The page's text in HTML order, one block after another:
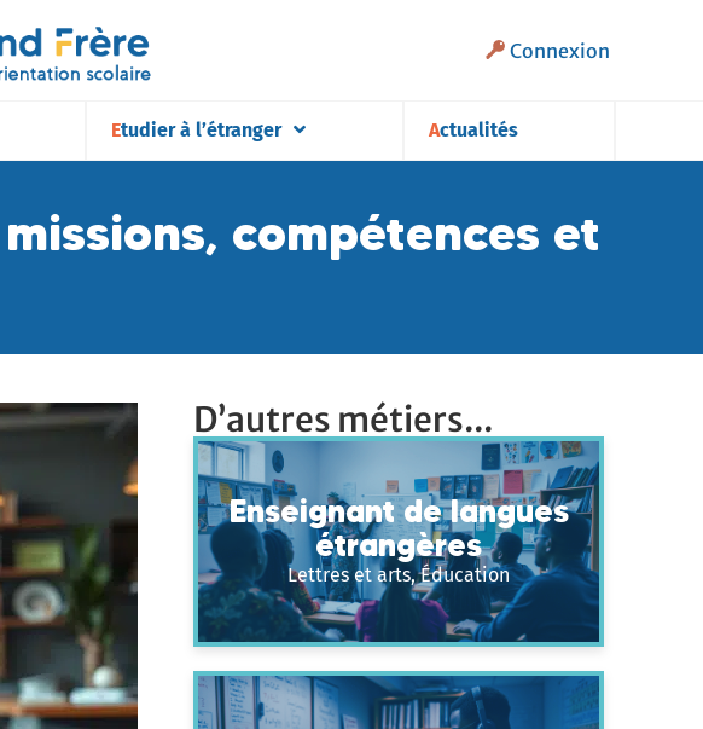
Connexion
Etudier à l’étranger Actualités
compétences et
D’autres métiers...
Enseignant de langues
étrangères
Lettres et arts, Éducation